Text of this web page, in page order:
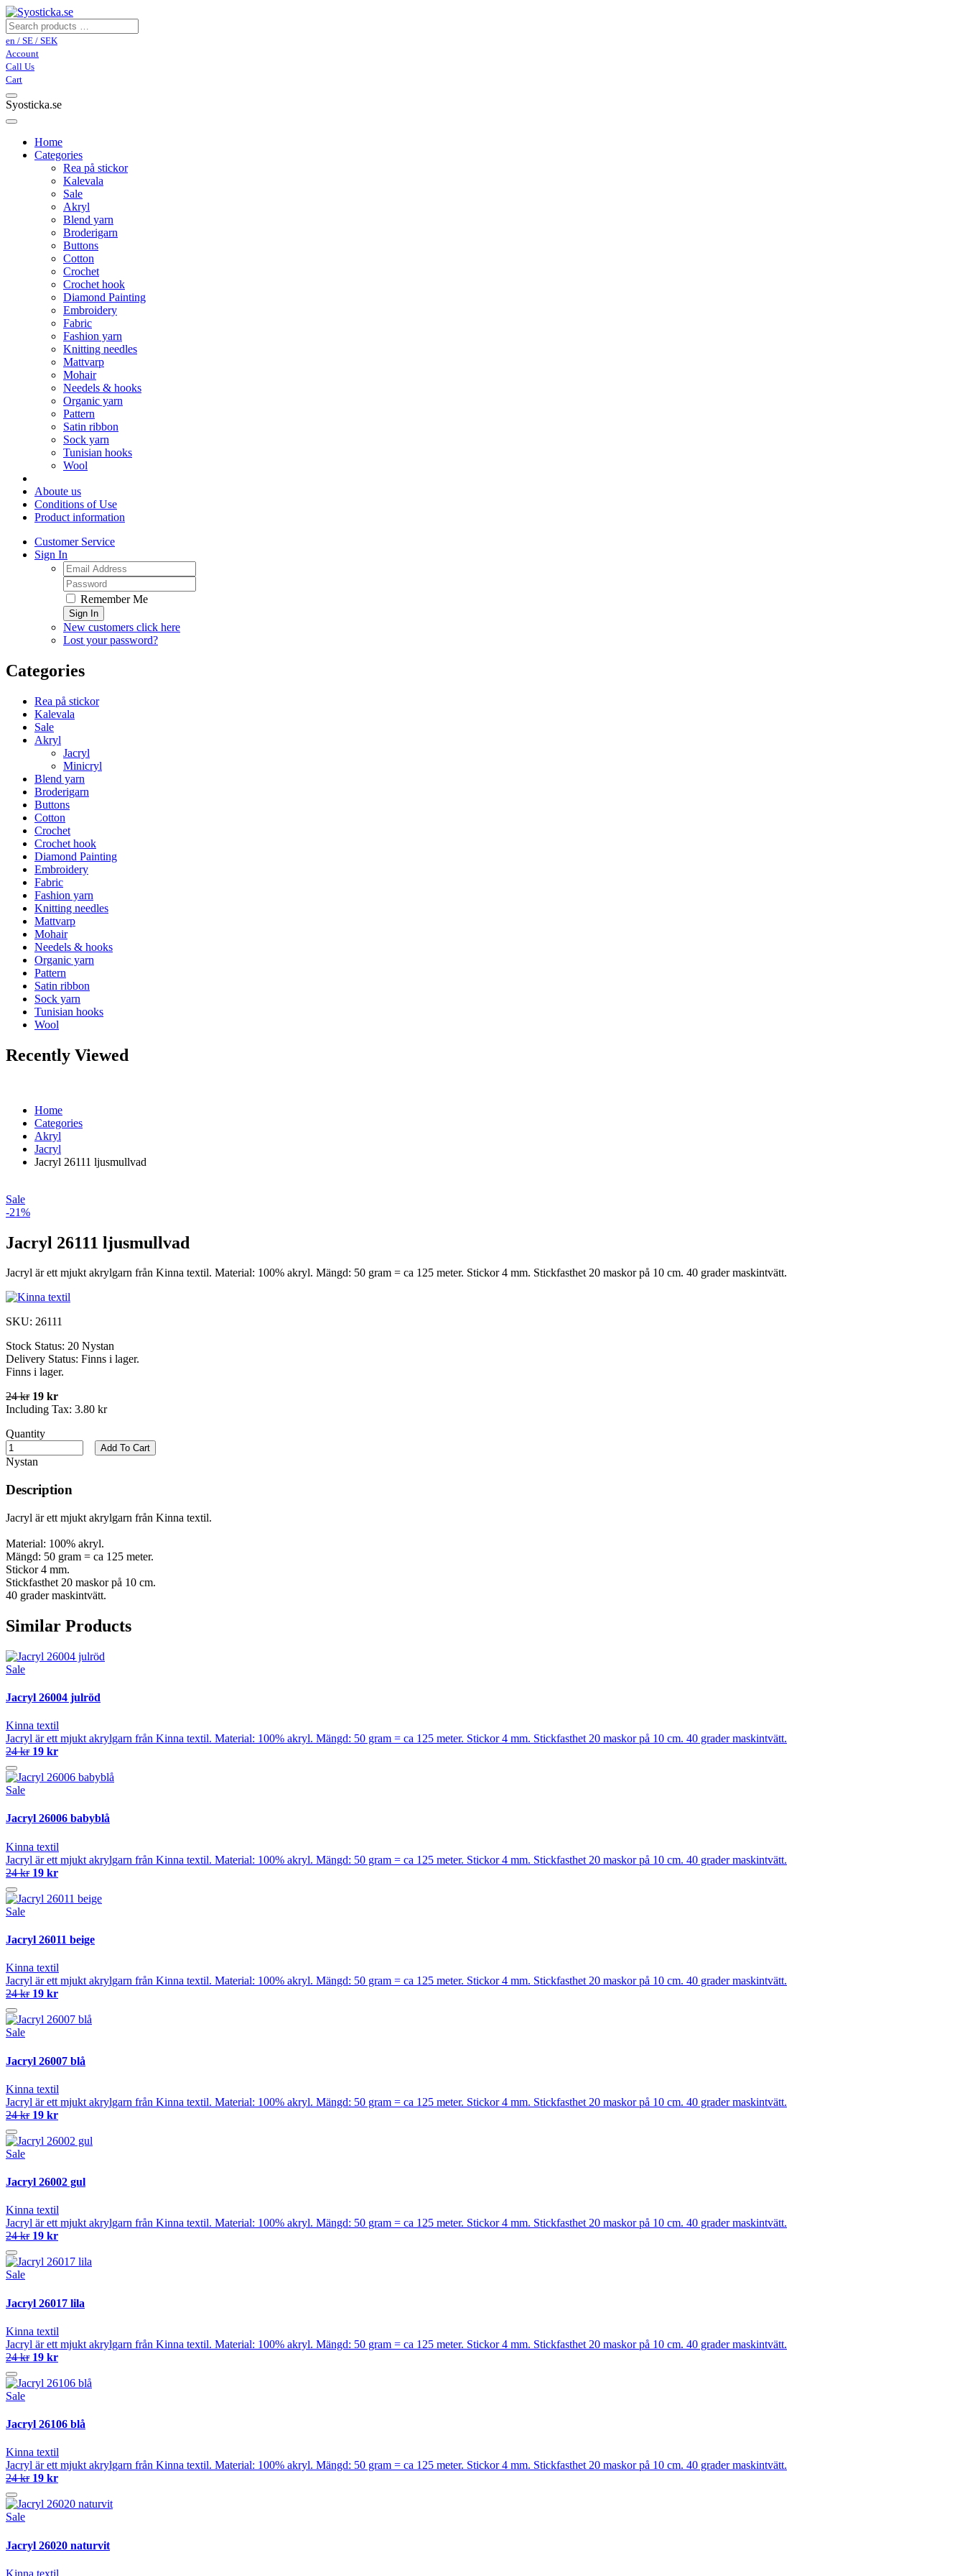
en / SE / SEK
Account
Call Us
Cart
Syosticka.se
Home
Categories
Rea på stickor
Kalevala
Sale
Akryl
Blend yarn
Broderigarn
Buttons
Cotton
Crochet
Crochet hook
Diamond Painting
Embroidery
Fabric
Fashion yarn
Knitting needles
Mattvarp
Mohair
Needels & hooks
Organic yarn
Pattern
Satin ribbon
Sock yarn
Tunisian hooks
Wool
Aboute us
Conditions of Use
Product information
Customer Service
Sign In
Remember Me
Sign In
New customers click here
Lost your password?
Categories
Rea på stickor
Kalevala
Sale
Akryl
Jacryl
Minicryl
Blend yarn
Broderigarn
Buttons
Cotton
Crochet
Crochet hook
Diamond Painting
Embroidery
Fabric
Fashion yarn
Knitting needles
Mattvarp
Mohair
Needels & hooks
Organic yarn
Pattern
Satin ribbon
Sock yarn
Tunisian hooks
Wool
Recently Viewed
Home
Categories
Akryl
Jacryl
Jacryl 26111 ljusmullvad
Sale
-21%
Jacryl 26111 ljusmullvad
Jacryl är ett mjukt akrylgarn från Kinna textil. Material: 100% akryl. Mängd: 50 gram = ca 125 meter. Stickor 4 mm. Stickfasthet 20 maskor på 10 cm. 40 grader maskintvätt.
SKU: 26111
Stock Status: 20 Nystan
Delivery Status: Finns i lager.
Finns i lager.
24 kr 19 kr
Including Tax: 3.80 kr
Quantity
Nystan
Add To Cart
Description
Jacryl är ett mjukt akrylgarn från Kinna textil.
Material: 100% akryl.
Mängd: 50 gram = ca 125 meter.
Stickor 4 mm.
Stickfasthet 20 maskor på 10 cm.
40 grader maskintvätt.
Similar Products
Sale
Jacryl 26004 julröd
Kinna textil
Jacryl är ett mjukt akrylgarn från Kinna textil. Material: 100% akryl. Mängd: 50 gram = ca 125 meter. Stickor 4 mm. Stickfasthet 20 maskor på 10 cm. 40 grader maskintvätt.
24 kr 19 kr
Sale
Jacryl 26006 babyblå
Kinna textil
Jacryl är ett mjukt akrylgarn från Kinna textil. Material: 100% akryl. Mängd: 50 gram = ca 125 meter. Stickor 4 mm. Stickfasthet 20 maskor på 10 cm. 40 grader maskintvätt.
24 kr 19 kr
Sale
Jacryl 26011 beige
Kinna textil
Jacryl är ett mjukt akrylgarn från Kinna textil. Material: 100% akryl. Mängd: 50 gram = ca 125 meter. Stickor 4 mm. Stickfasthet 20 maskor på 10 cm. 40 grader maskintvätt.
24 kr 19 kr
Sale
Jacryl 26007 blå
Kinna textil
Jacryl är ett mjukt akrylgarn från Kinna textil. Material: 100% akryl. Mängd: 50 gram = ca 125 meter. Stickor 4 mm. Stickfasthet 20 maskor på 10 cm. 40 grader maskintvätt.
24 kr 19 kr
Sale
Jacryl 26002 gul
Kinna textil
Jacryl är ett mjukt akrylgarn från Kinna textil. Material: 100% akryl. Mängd: 50 gram = ca 125 meter. Stickor 4 mm. Stickfasthet 20 maskor på 10 cm. 40 grader maskintvätt.
24 kr 19 kr
Sale
Jacryl 26017 lila
Kinna textil
Jacryl är ett mjukt akrylgarn från Kinna textil. Material: 100% akryl. Mängd: 50 gram = ca 125 meter. Stickor 4 mm. Stickfasthet 20 maskor på 10 cm. 40 grader maskintvätt.
24 kr 19 kr
Sale
Jacryl 26106 blå
Kinna textil
Jacryl är ett mjukt akrylgarn från Kinna textil. Material: 100% akryl. Mängd: 50 gram = ca 125 meter. Stickor 4 mm. Stickfasthet 20 maskor på 10 cm. 40 grader maskintvätt.
24 kr 19 kr
Sale
Jacryl 26020 naturvit
Kinna textil